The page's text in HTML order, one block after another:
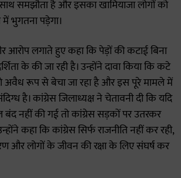
समझौता है और इसका खामियाजा लोगों को
भुगतना पड़ेगा।
आरोप लगाते हुए कहा कि पेड़ों की कटाई बिना
के की जा रही है। उन्होंने दावा किया कि कटे
अवैध रूप से बेचा जा रहा है और इस पूरे मामले में
है। कांग्रेस जिलाध्यक्ष ने चेतावनी दी कि यदि
बंद नहीं की गई तो कांग्रेस सड़कों पर उतरकर
कहा कि कांग्रेस सिर्फ राजनीति नहीं कर रही,
और लोगों के जीवन की रक्षा के लिए संघर्ष कर